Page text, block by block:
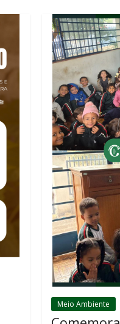
Meio Ambiente